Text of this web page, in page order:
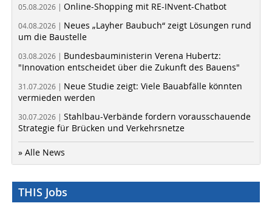
05.08.2026 | Online-Shopping mit RE-INvent-Chatbot
04.08.2026 | Neues „Layher Baubuch“ zeigt Lösungen rund
um die Baustelle
03.08.2026 | Bundesbauministerin Verena Hubertz:
"Innovation entscheidet über die Zukunft des Bauens"
31.07.2026 | Neue Studie zeigt: Viele Bauabfälle könnten
vermieden werden
30.07.2026 | Stahlbau-Verbände fordern vorausschauende
Strategie für Brücken und Verkehrsnetze
» Alle News
THIS Jobs